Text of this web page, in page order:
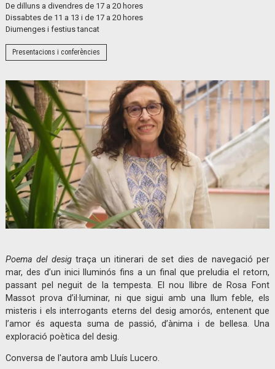
De dilluns a divendres de 17 a 20 hores
Dissabtes de 11 a 13 i de 17 a 20 hores
Diumenges i festius tancat
Presentacions i conferències
Poema del desigtraça un itinerari de set dies de navegació per
mar, des d’un inici lluminós fins a un final que preludia el retorn,
passant pel neguit de la tempesta. El nou llibre de Rosa Font
Massot prova d’il·luminar, ni que sigui amb una llum feble, els
misteris i els interrogants eterns del desig amorós, entenent que
l’amor és aquesta suma de passió, d’ànima i de bellesa. Una
exploració poètica del desig.
Conversa de l'autora amb Lluís Lucero.